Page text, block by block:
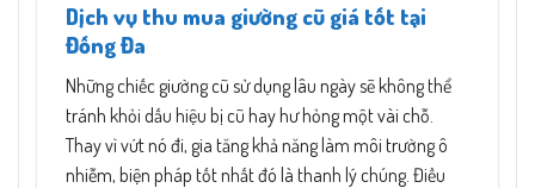
Dịch vụ thu mua giường cũ giá tốt tại
Đống Đa
Những chiếc giường cũ sử dụng lâu ngày sẽ không thể
tránh khỏi dấu hiệu bị cũ hay hư hỏng một vài chỗ.
Thay vì vứt nó đi, gia tăng khả năng làm môi trường ô
nhiễm, biện pháp tốt nhất đó là thanh lý chúng. Điều